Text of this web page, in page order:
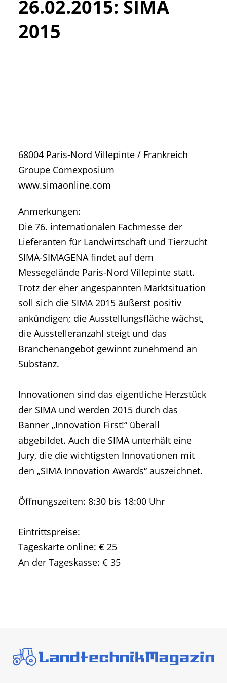
• Geschichte und Geschichten
• Messen und Veranstaltungen
• Mitteilung der Redaktion
26.02.2015: SIMA
2015
68004 Paris-Nord Villepinte / Frankreich
Groupe Comexposium
www.simaonline.com
Anmerkungen:
Die 76. internationalen Fachmesse der
Lieferanten für Landwirtschaft und Tierzucht
SIMA-SIMAGENA findet auf dem
Messegelände Paris-Nord Villepinte statt.
Trotz der eher angespannten Marktsituation
soll sich die SIMA 2015 äußerst positiv
ankündigen; die Ausstellungsfläche wächst,
die Ausstelleranzahl steigt und das
Branchenangebot gewinnt zunehmend an
Substanz.
Innovationen sind das eigentliche Herzstück
der SIMA und werden 2015 durch das
Banner „Innovation First!“ überall
abgebildet. Auch die SIMA unterhält eine
Jury, die die wichtigsten Innovationen mit
den „SIMA Innovation Awards“ auszeichnet.
Öffnungszeiten: 8:30 bis 18:00 Uhr
Eintrittspreise:
Tageskarte online: € 25
An der Tageskasse: € 35